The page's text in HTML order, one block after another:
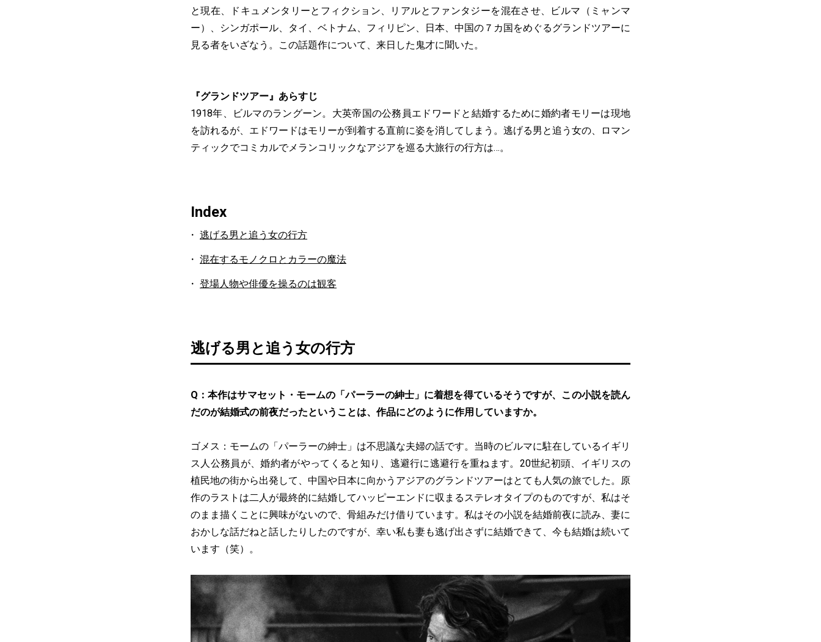
と現在、ドキュメンタリーとフィクション、リアルとファンタジーを混在させ、ビルマ（ミャンマ
ー）、シンガポール、タイ、ベトナム、フィリピン、日本、中国の７カ国をめぐるグランドツアーに
見る者をいざなう。この話題作について、来日した鬼才に聞いた。
『グランドツアー』あらすじ
1918年、ビルマのラングーン。大英帝国の公務員エドワードと結婚するために婚約者モリーは現地
を訪れるが、エドワードはモリーが到着する直前に姿を消してしまう。逃げる男と追う女の、ロマン
ティックでコミカルでメランコリックなアジアを巡る大旅行の行方は…。
Index
逃げる男と追う女の行方
混在するモノクロとカラーの魔法
登場人物や俳優を操るのは観客
逃げる男と追う女の行方
Q：本作はサマセット・モームの「パーラーの紳士」に着想を得ているそうですが、この小説を読ん
だのが結婚式の前夜だったということは、作品にどのように作用していますか。
ゴメス：モームの「パーラーの紳士」は不思議な夫婦の話です。当時のビルマに駐在しているイギリ
ス人公務員が、婚約者がやってくると知り、逃避行に逃避行を重ねます。20世紀初頭、イギリスの
植民地の街から出発して、中国や日本に向かうアジアのグランドツアーはとても人気の旅でした。原
作のラストは二人が最終的に結婚してハッピーエンドに収まるステレオタイプのものですが、私はそ
のまま描くことに興味がないので、骨組みだけ借りています。私はその小説を結婚前夜に読み、妻に
おかしな話だねと話したりしたのですが、幸い私も妻も逃げ出さずに結婚できて、今も結婚は続いて
います（笑）。